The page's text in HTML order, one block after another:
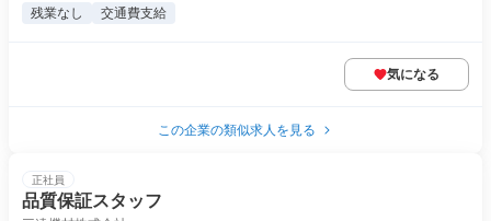
残業なし 交通費支給
気になる
この企業の類似求人を見る
正社員
品質保証スタッフ